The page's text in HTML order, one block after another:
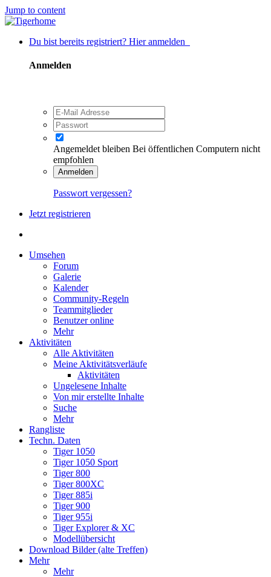
Jump to content
Du bist bereits registriert? Hier anmelden
Anmelden
Angemeldet bleiben Bei öffentlichen Computern nicht
empfohlen
Anmelden
Passwort vergessen?
Jetzt registrieren
Umsehen
Forum
Galerie
Kalender
Community-Regeln
Teammitglieder
Benutzer online
Mehr
Aktivitäten
Alle Aktivitäten
Meine Aktivitätsverläufe
Aktivitäten
Ungelesene Inhalte
Von mir erstellte Inhalte
Suche
Mehr
Rangliste
Techn. Daten
Tiger 1050
Tiger 1050 Sport
Tiger 800
Tiger 800XC
Tiger 885i
Tiger 900
Tiger 955i
Tiger Explorer & XC
Modellübersicht
Download Bilder (alte Treffen)
Mehr
Mehr